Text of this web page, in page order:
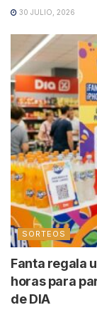
30 JULIO, 2026
SORTEOS
Fanta regala
horas para
de DIA